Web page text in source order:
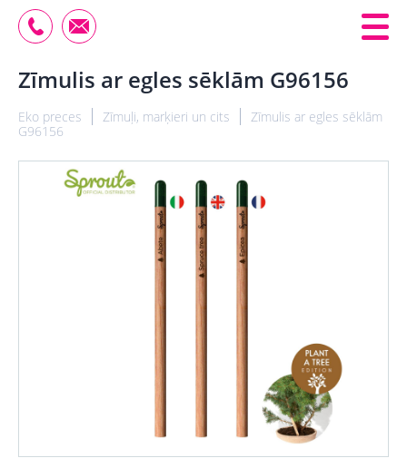
Zīmulis ar egles sēklām G96156
Eko preces Zīmuļi, marķieri un cits
Zīmulis ar egles sēklām
G96156